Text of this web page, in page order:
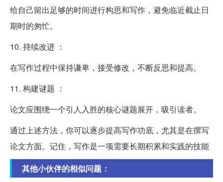
给自己留出足够的时间进行构思和写作，避免临近截止日
期时的匆忙。
10. 持续改进 ：
在写作过程中保持谦卑，接受修改，不断反思和提高。
11. 构建谜题 ：
论文应围绕一个引人入胜的核心谜题展开，吸引读者。
通过上述方法，你可以逐步提高写作功底，尤其是在撰写
论文方面。记住，写作是一项需要长期积累和实践的技能
其他小伙伴的相似问题：